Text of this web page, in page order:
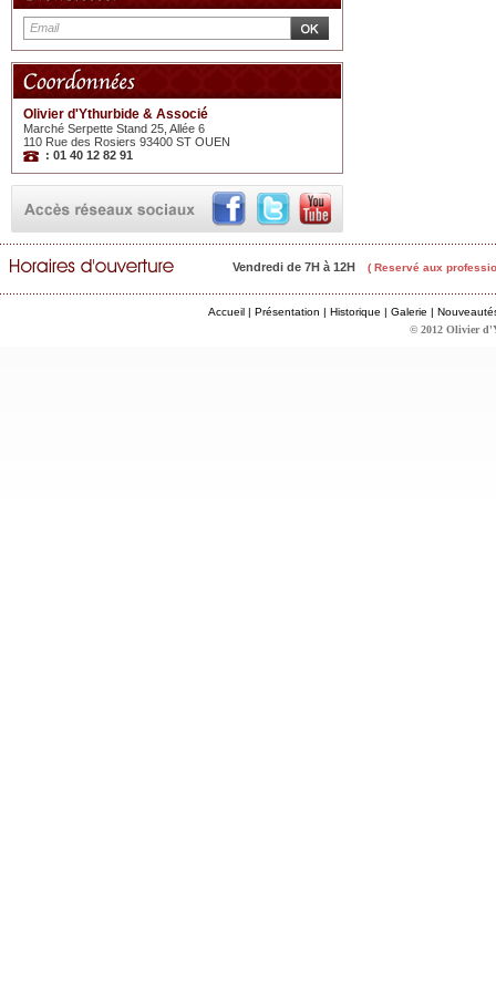
Olivier d'Ythurbide & Associé
Marché Serpette Stand 25, Allée 6
110 Rue des Rosiers 93400 ST OUEN
: 01 40 12 82 91
Vendredi de 7H à 12H ( Reservé aux
Accueil | Présentation | Historique | Galerie |
© 2012 Olivier